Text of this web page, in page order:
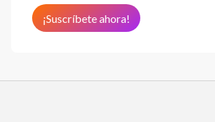
¡Suscríbete ahora!